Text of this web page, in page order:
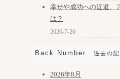
幸せや成功への近道、
は？
2026-7-20
Back Number 過去の
2026年8月